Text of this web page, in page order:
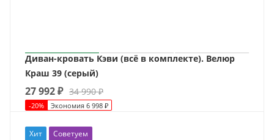
Диван-кровать Кэви (всё в комплекте). Велюр
Краш 39 (серый)
27 992₽ 34 990₽
-20% Экономия 6 998 ₽
Хит Советуем